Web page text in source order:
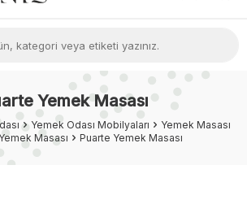
Yemek Masası
Yemek Odası Mobilyaları
Yemek Masası
Masası
Puarte Yemek Masası